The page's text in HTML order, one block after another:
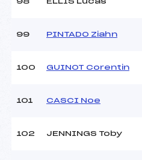
99 PINTADO Ziahn
100 GUINOT Corentin
101 CASCI Noe
102 JENNINGS Toby